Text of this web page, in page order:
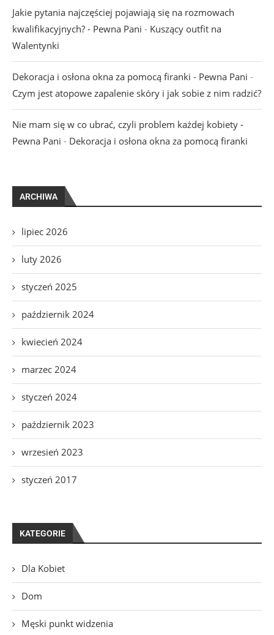
Jakie pytania najczęściej pojawiają się na rozmowach
kwalifikacyjnych? - Pewna Pani - Kuszący outfit na
Walentynki
Dekoracja i osłona okna za pomocą firanki - Pewna Pani -
Czym jest atopowe zapalenie skóry i jak sobie z nim radzić?
Nie mam się w co ubrać, czyli problem każdej kobiety -
Pewna Pani - Dekoracja i osłona okna za pomocą firanki
ARCHIWA
lipiec 2026
luty 2026
styczeń 2025
październik 2024
kwiecień 2024
marzec 2024
styczeń 2024
październik 2023
wrzesień 2023
styczeń 2017
KATEGORIE
Dla Kobiet
Dom
Męski punkt widzenia